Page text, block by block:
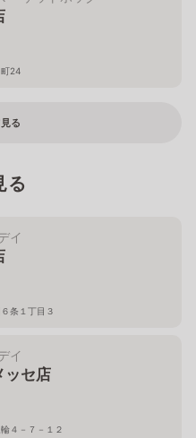
24
る
る
イ
条１丁目３
イ
ッセ店
４－７－１２